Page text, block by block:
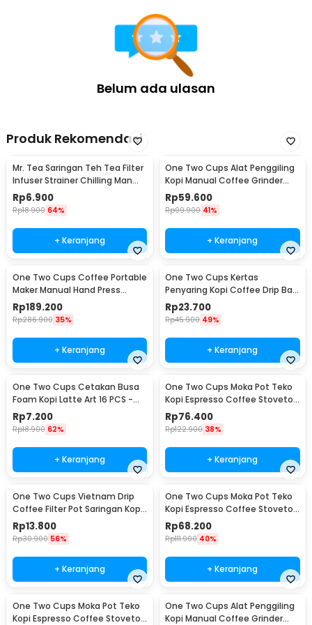
Belum ada ulasan
Produk Rekomendasi
Mr. Tea Saringan Teh Tea Filter
Infuser Strainer Chilling Man
Silicon - MR03
Rp6.900
Rp18.900 64%
+ Keranjang
One Two Cups Alat Penggiling
Kopi Manual Coffee Grinder
Portable - WFCG9800
Rp59.600
Rp99.900 41%
+ Keranjang
One Two Cups Coffee Portable
Maker Manual Hand Press
Espresso 300ml - T35066
Rp189.200
Rp286.900 35%
+ Keranjang
One Two Cups Kertas
Penyaring Kopi Coffee Drip Bag
Paper Filter 50PCS - T111
Rp23.700
Rp45.900 49%
+ Keranjang
One Two Cups Cetakan Busa
Foam Kopi Latte Art 16 PCS -
JJYE01
Rp7.200
Rp18.900 62%
+ Keranjang
One Two Cups Moka Pot Teko
Kopi Espresso Coffee Stovetop
6 Cup 300ml - Z20
Rp76.400
Rp122.900 38%
+ Keranjang
One Two Cups Vietnam Drip
Coffee Filter Pot Saringan Kopi
180ml 8Q - LC1
Rp13.800
Rp30.900 56%
+ Keranjang
One Two Cups Moka Pot Teko
Kopi Espresso Coffee Stovetop
4 Cup 200ml - Z20
Rp68.200
Rp111.900 40%
+ Keranjang
One Two Cups Moka Pot Teko
Kopi Espresso Coffee Stovetop
One Two Cups Alat Penggiling
Kopi Manual Coffee Grinder